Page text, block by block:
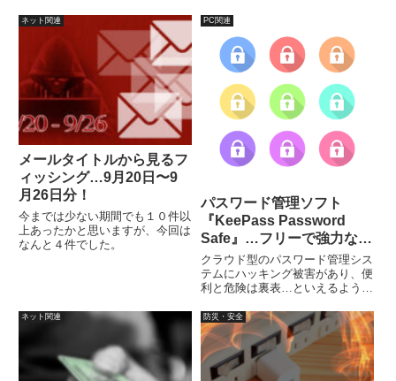
あります。
ネット関連
メールタイトルから見るフ
ィッシング…9月20日〜9
月26日分！
今までは少ない期間でも１０件以
上あったかと思いますが、今回は
なんと４件でした。
PC関連
パスワード管理ソフト
『KeePass Password
Safe』…フリーで強力な暗
号化！
クラウド型のパスワード管理シス
テムにハッキング被害があり、便
利と危険は裏表…といえるような
ットワークを介してのセキュリテ
ィ問題もあります。そこで、高度
な暗号化が売りのパスワード管理
『KeePass Password Safe』の
出番。
ネット関連 防災・安全